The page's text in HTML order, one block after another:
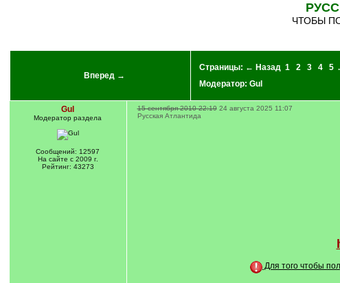
ЧТОБЫ
Вперед →
Страницы: ← Назад 1 2 3 4 5
Модератор: Gul
Gul
Модератор раздела
Сообщений: 12597
На сайте с 2009 г.
Рейтинг: 43273
15 сентября 2010 22:19 24 августа 2025 11:07
Русская Атлантида
Для того чтобы